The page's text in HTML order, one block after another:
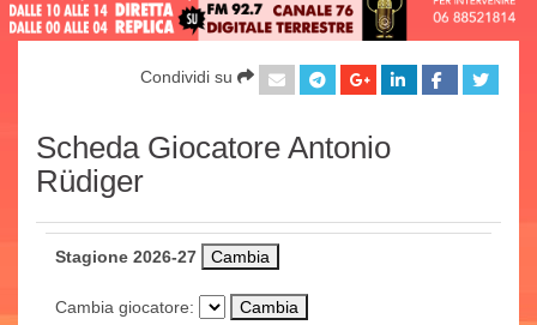
Condividi su
Scheda Giocatore Antonio
Rüdiger
Stagione 2026-27
Cambia giocatore: